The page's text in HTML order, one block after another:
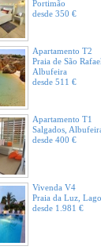
Portimão
desde 350 €
Apartamento T2
Praia de São Rafael,
Albufeira
desde 511 €
Apartamento T1
Salgados,
desde 400 €
Vivenda V4
Praia da Luz,
desde 1.981 €